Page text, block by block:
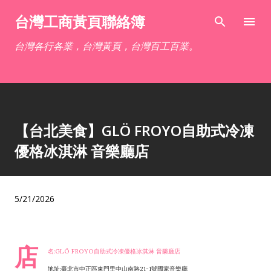
跳到主要內容
台灣工商黃頁聯絡簿
台灣各行各業，台灣黃頁，台灣百工百業。
【台北美食】GLÖ FROYO自助式冷凍
優格冰淇淋 音樂廳店
5/21/2026
店 名:GLÖ FROYO自助式冷凍優格冰淇淋 音樂廳店
地址:臺北市中正區東門里中山南路21-1號國家音樂廳